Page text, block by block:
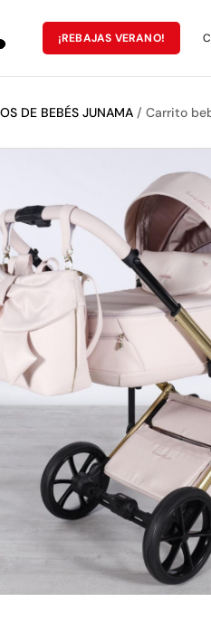
¡REBAJAS VERANO!
DE BEBÉS JUNAMA / Carrito